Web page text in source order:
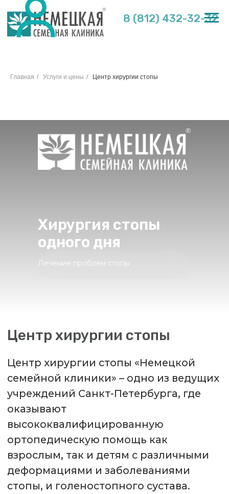
8 (812) 432-32-32
Главная / Услуги и цены / Центр хирургии стопы
Хирургия стопы
одного дня
Лечение проблем стопы
Центр хирургии стопы
Центр хирургии стопы «Немецкой
семейной клиники» – одно из ведущих
деформациями и заболеваниями
Оперативное лечение проводится с
применением малоинвазивных
технологий из небольших разрезов и
проколов. Пациенты начинают ходить
самостоятельно в специальной обуви
уже через несколько часов после
операции.
Лечение проводится на базе нового
стационара клиники, оснащенного
передовым хирургическим и
диагностическим оборудованием.
Пациенту предлагаются все виды